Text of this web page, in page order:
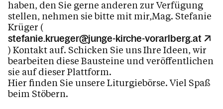
haben, den Sie gerne anderen zur Verfügung
stellen, nehmen sie bitte mit mir,Mag. Stefanie
Krüger (
stefanie.krueger@junge-kirche-vorarlberg.at
) Kontakt auf. Schicken Sie uns Ihre Ideen, wir
bearbeiten diese Bausteine und veröffentlichen
sie auf dieser Plattform.
Hier finden Sie unsere Liturgiebörse. Viel Spaß
beim Stöbern.